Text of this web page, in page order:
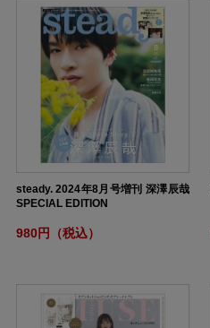
steady. 2024年8月号増刊 深澤辰哉
SPECIAL EDITION
980円（税込）